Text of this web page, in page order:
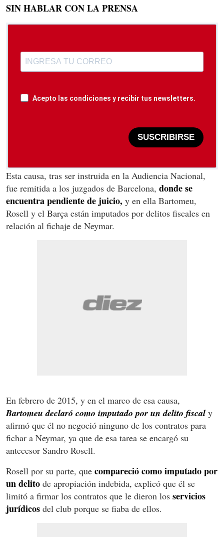
SIN HABLAR CON LA PRENSA
Acepto las condiciones y recibir tus newsletters.
SUSCRIBIRSE
Esta causa, tras ser instruida en la Audiencia Nacional,
fue remitida a los juzgados de Barcelona, donde se
encuentra pendiente de juicio, y en ella Bartomeu,
Rosell y el Barça están imputados por delitos fiscales en
relación al fichaje de Neymar.
En febrero de 2015, y en el marco de esa causa,
Bartomeu declaró como imputado por un delito fiscal y
afirmó que él no negoció ninguno de los contratos para
fichar a Neymar, ya que de esa tarea se encargó su
antecesor Sandro Rosell.
Rosell por su parte, que compareció como imputado por
un delito de apropiación indebida, explicó que él se
limitó a firmar los contratos que le dieron los servicios
jurídicos del club porque se fiaba de ellos.